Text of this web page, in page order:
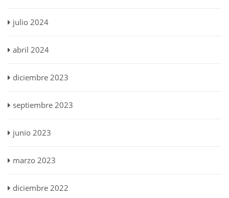
julio 2024
abril 2024
diciembre 2023
septiembre 2023
junio 2023
marzo 2023
diciembre 2022